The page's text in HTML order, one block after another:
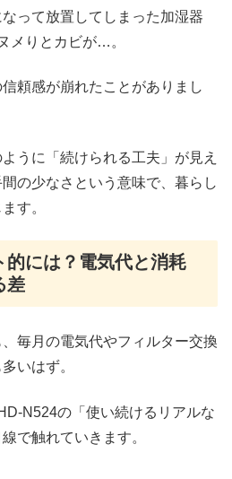
って放置してしまった加湿器
メりとカビが…。
頼感が崩れたことがありまし
うに「続けられる工夫」が見え
の少なさという意味で、暮らし
す。
的には？電気代と消耗
差
毎月の電気代やフィルター交換
いはず。
の「使い続けるリアルな
で触れていきます。